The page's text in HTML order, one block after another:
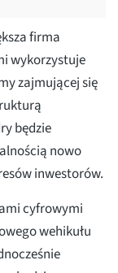
firma
wykorzystuje
zajmującej się
będzie
nowo
inwestorów.
cyfrowymi
wehikułu